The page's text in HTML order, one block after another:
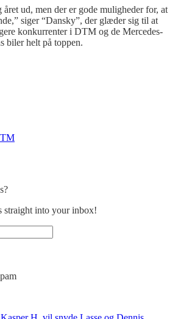
ud, men der er gode muligheder for, at
siger “Dansky”, der glæder sig til at
konkurrenter i DTM og de Mercedes-
biler helt på toppen.
straight into your inbox!